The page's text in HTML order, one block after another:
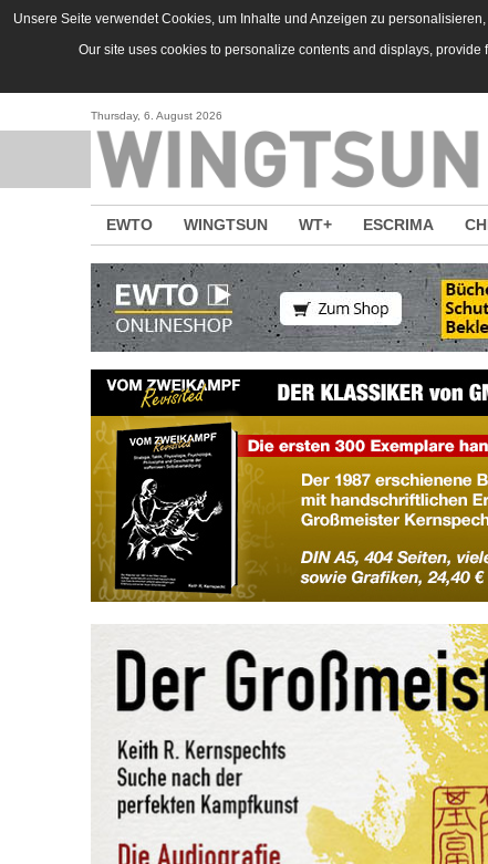
Direkt zum Inhalt
Unsere Seite verwendet Cookies, um Inhalte und Anzeigen zu
Our site uses cookies to personalize contents and displays,
Thursday, 6. August 2026
EWTO WINGTSUN WT+ ESCRIMA